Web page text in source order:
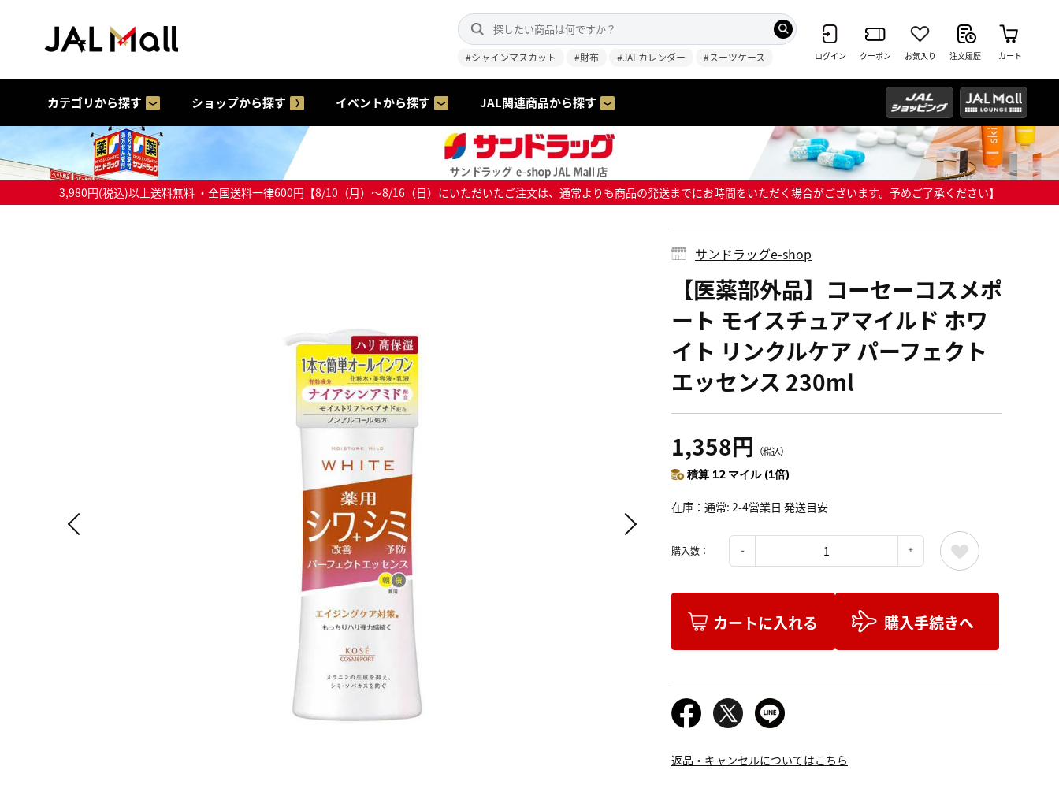
#シャインマスカット #財布 #JALカレンダー #スーツケース ログイン クーポン お気入り 注文履歴 カート
カテゴリから探す ショップから探す イベントから探す JAL関連商品から探す
3,980円(税込)以上送料無料 ・全国送料一律600円【8/10（月）～8/16（日）にいただいたご注文は、通常よりも商品の発送までにお時間をいただく場合がございます。予めご了承ください】
サンドラッグe-shop
【医薬部外品】コーセーコスメポ
ート モイスチュアマイルド ホワ
イト リンクルケア パーフェクト
エッセンス 230ml
1,358円 （税込）
積算 12 マイル (1倍)
在庫 通常: 2-4営業日 発送目安
購入数：
カートに入れる 購入手続きへ
返品・キャンセルについてはこちら